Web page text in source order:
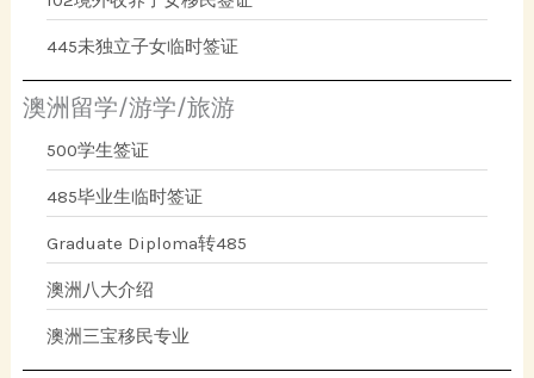
445未独立子女临时签证
澳洲留学/游学/旅游
500学生签证
485毕业生临时签证
Graduate Diploma转485
澳洲八大介绍
澳洲三宝移民专业